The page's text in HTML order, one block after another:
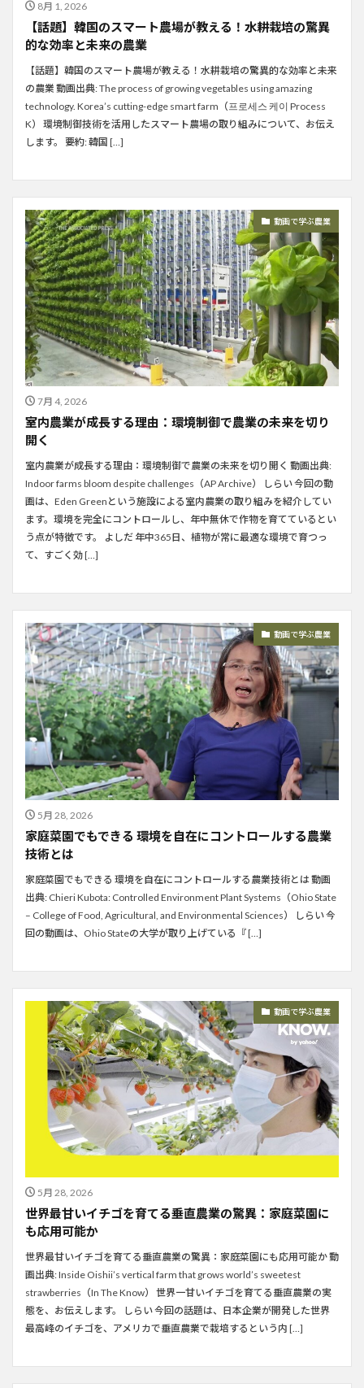
8月 1, 2026
【話題】韓国のスマート農場が教える！水耕栽培の驚異
的な効率と未来の農業
【話題】韓国のスマート農場が教える！水耕栽培の驚異的な効率と未来
の農業 動画出典: The process of growing vegetables using amazing
technology. Korea’s cutting-edge smart farm（프로세스 케이 Process
K） 環境制御技術を活用したスマート農場の取り組みについて、お伝え
します。 要約: 韓国 […]
動画で学ぶ農業
7月 4, 2026
室内農業が成長する理由：環境制御で農業の未来を切り
開く
室内農業が成長する理由：環境制御で農業の未来を切り開く 動画出典:
Indoor farms bloom despite challenges（AP Archive） しらい 今回の動
画は、Eden Greenという施設による室内農業の取り組みを紹介してい
ます。環境を完全にコントロールし、年中無休で作物を育てているとい
う点が特徴です。 よしだ 年中365日、植物が常に最適な環境で育つっ
て、すごく効 […]
動画で学ぶ農業
5月 28, 2026
家庭菜園でもできる 環境を自在にコントロールする農業
技術とは
家庭菜園でもできる 環境を自在にコントロールする農業技術とは 動画
出典: Chieri Kubota: Controlled Environment Plant Systems（Ohio State
– College of Food, Agricultural, and Environmental Sciences） しらい 今
回の動画は、Ohio Stateの大学が取り上げている『 […]
動画で学ぶ農業
5月 28, 2026
世界最甘いイチゴを育てる垂直農業の驚異：家庭菜園に
も応用可能か
世界最甘いイチゴを育てる垂直農業の驚異：家庭菜園にも応用可能か 動
画出典: Inside Oishii’s vertical farm that grows world’s sweetest
strawberries（In The Know） 世界一甘いイチゴを育てる垂直農業の実
態を、お伝えします。 しらい 今回の話題は、日本企業が開発した世界
最高峰のイチゴを、アメリカで垂直農業で栽培するという内 […]